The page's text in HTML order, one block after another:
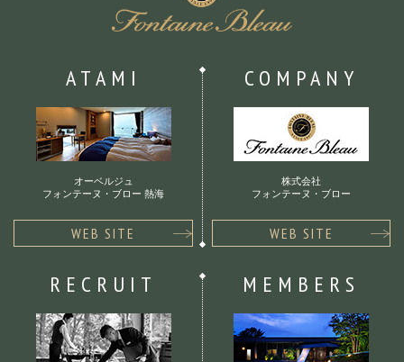
ATAMI
オーベルジュ
フォンテーヌ・ブロー 熱海
WEB SITE
COMPANY
株式会社
フォンテーヌ・ブロー
WEB SITE
RECRUIT MEMBERS